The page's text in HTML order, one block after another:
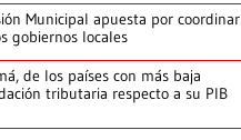
Municipal apuesta por coordinar
gobiernos locales
de los países con más baja
tributaria respecto a su PIB